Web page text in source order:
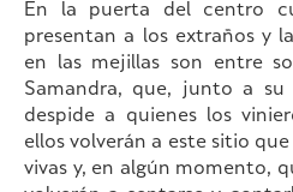
En la puerta del centro
presentan a los extraños y
en las mejillas son entre
Samandra, que, junto a su
despide a quienes los
ellos volverán a este sitio
vivas y, en algún momento,